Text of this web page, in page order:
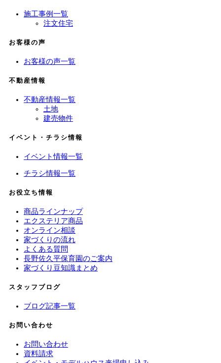
施工事例一覧
注文住宅
お客様の声
お客様の声一覧
不動産情報
不動産情報一覧
土地
建売物件
イベント・チラシ情報
イベント情報一覧
チラシ情報一覧
お役立ち情報
商品ラインナップ
エクステリア商品
オンライン相談
家づくりの流れ
よくある質問
長野佐久平保育園のご案内
家づくり豆知識まとめ
スタッフブログ
ブログ記事一覧
お問い合わせ
お問い合わせ
資料請求